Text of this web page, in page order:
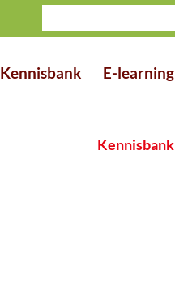
Kennisbank E-learning
Kennisbank